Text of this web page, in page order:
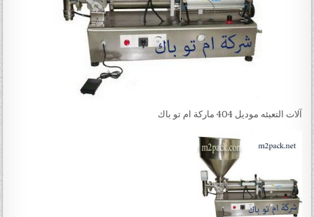
آلات التعبئه موديل 404 ماركة ام تو باك